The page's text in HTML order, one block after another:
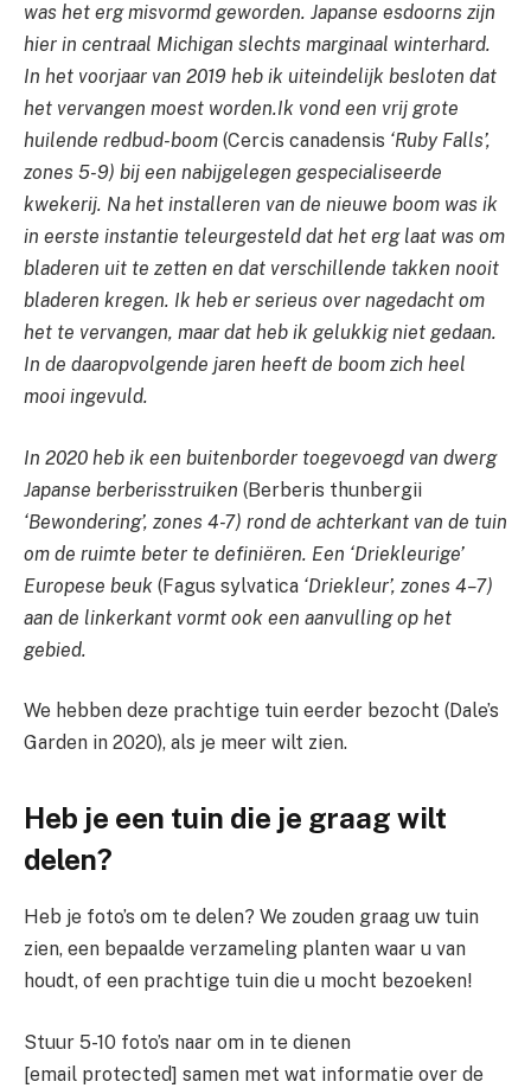
was het erg misvormd geworden. Japanse esdoorns zijn
hier in centraal Michigan slechts marginaal winterhard.
In het voorjaar van 2019 heb ik uiteindelijk besloten dat
het vervangen moest worden.Ik vond een vrij grote
huilende redbud-boom (Cercis canadensis ‘Ruby Falls’,
zones 5-9) bij een nabijgelegen gespecialiseerde
kwekerij. Na het installeren van de nieuwe boom was ik
in eerste instantie teleurgesteld dat het erg laat was om
bladeren uit te zetten en dat verschillende takken nooit
bladeren kregen. Ik heb er serieus over nagedacht om
het te vervangen, maar dat heb ik gelukkig niet gedaan.
In de daaropvolgende jaren heeft de boom zich heel
mooi ingevuld.
In 2020 heb ik een buitenborder toegevoegd van dwerg
Japanse berberisstruiken (Berberis thunbergii
‘Bewondering’, zones 4-7) rond de achterkant van de tuin
om de ruimte beter te definiëren. Een ‘Driekleurige’
Europese beuk (Fagus sylvatica ‘Driekleur’, zones 4–7)
aan de linkerkant vormt ook een aanvulling op het
gebied.
We hebben deze prachtige tuin eerder bezocht (Dale’s
Garden in 2020), als je meer wilt zien.
Heb je een tuin die je graag wilt
delen?
Heb je foto’s om te delen? We zouden graag uw tuin
zien, een bepaalde verzameling planten waar u van
houdt, of een prachtige tuin die u mocht bezoeken!
Stuur 5-10 foto’s naar om in te dienen
[email protected] samen met wat informatie over de